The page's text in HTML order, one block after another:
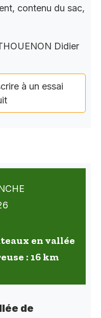
contenu du sac,
Didier
à un essai
en vallée
: 16 km
de